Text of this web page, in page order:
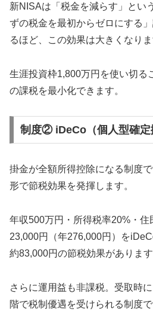
新NISAは「税金を減らす」とい
ずの税金を最初からゼロにする
るほど、この効果は大きくなりま
生涯投資枠1,800万円を使い切る
の課税を最小化できます。
制度② iDeCo（個人型確定
掛金が全額所得控除になる制度
形で節税効果を発揮します。
年収500万円・所得税率20%・住
23,000円（年276,000円）を
約83,000円の節税効果があります
さらに運用益も非課税。受取時
階で税制優遇を受けられる制度で